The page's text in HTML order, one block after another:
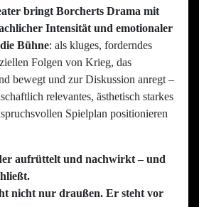
bringt Borcherts Drama mit
Intensität und emotionaler
Bühne: als kluges, forderndes
Folgen von Krieg, das
bewegt und zur Diskussion anregt –
relevantes, ästhetisch starkes
Spielplan positionieren
aufrüttelt und nachwirkt – und
nicht nur draußen. Er steht vor